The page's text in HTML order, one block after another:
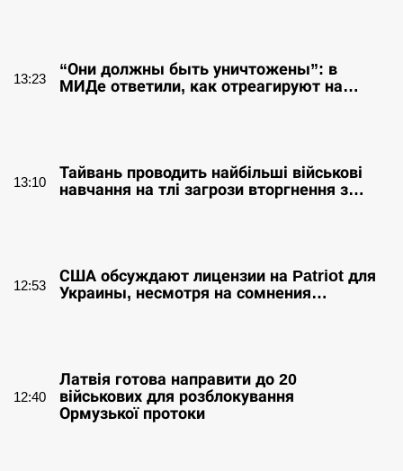
13:23
“Они должны быть уничтожены”: в
МИДе ответили, как отреагируют на…
13:10
Тайвань проводить найбільші військові
навчання на тлі загрози вторгнення з…
12:53
США обсуждают лицензии на Patriot для
Украины, несмотря на сомнения…
12:40
Латвія готова направити до 20
військових для розблокування
Ормузької протоки